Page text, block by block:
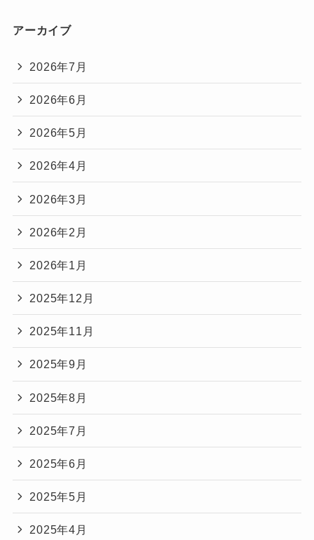
アーカイブ
2026年7月
2026年6月
2026年5月
2026年4月
2026年3月
2026年2月
2026年1月
2025年12月
2025年11月
2025年9月
2025年8月
2025年7月
2025年6月
2025年5月
2025年4月